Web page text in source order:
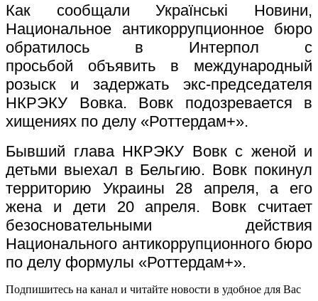
Как сообщали Українськi Новини,
Национальное антикоррупционное бюро
обратилось в Интерпол с
просьбой объявить в международный
розыск и задержать экс-председателя
НКРЭКУ Вовка. Вовк подозревается в
хищениях по делу «Роттердам+».
Бывший глава НКРЭКУ Вовк с женой и
детьми выехал в Бельгию. Вовк покинул
территорию Украины 28 апреля, а его
жена и дети 20 апреля. Вовк считает
безосновательными действия
Национального антикоррупционного бюро
по делу формулы «Роттердам+».
Подпишитесь на канал и читайте новости в удобное для Вас